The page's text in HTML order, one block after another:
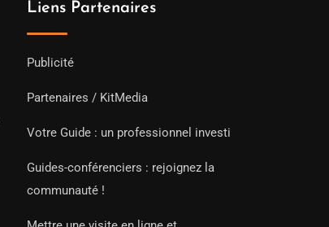
Liens Partenaires
Publicité
Partenaires / KitMedia
Votre Guide : un professionnel investi
Guides-conférenciers : rejoignez la
communauté !